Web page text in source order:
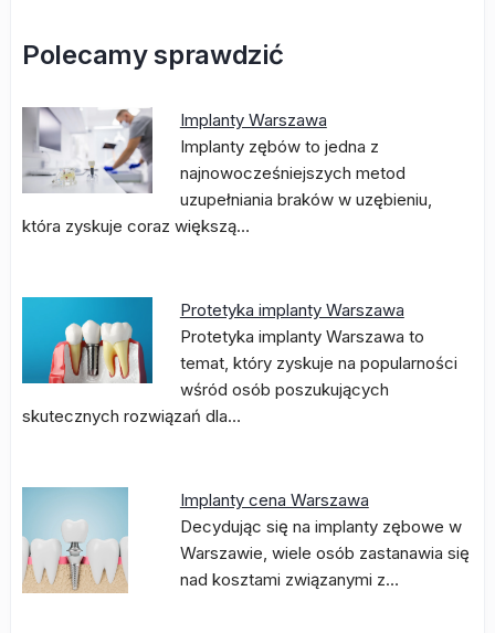
Polecamy sprawdzić
Implanty Warszawa
Implanty zębów to jedna z
najnowocześniejszych metod
uzupełniania braków w uzębieniu,
która zyskuje coraz większą…
Protetyka implanty Warszawa
Protetyka implanty Warszawa to
temat, który zyskuje na popularności
wśród osób poszukujących
skutecznych rozwiązań dla…
Implanty cena Warszawa
Decydując się na implanty zębowe w
Warszawie, wiele osób zastanawia się
nad kosztami związanymi z…